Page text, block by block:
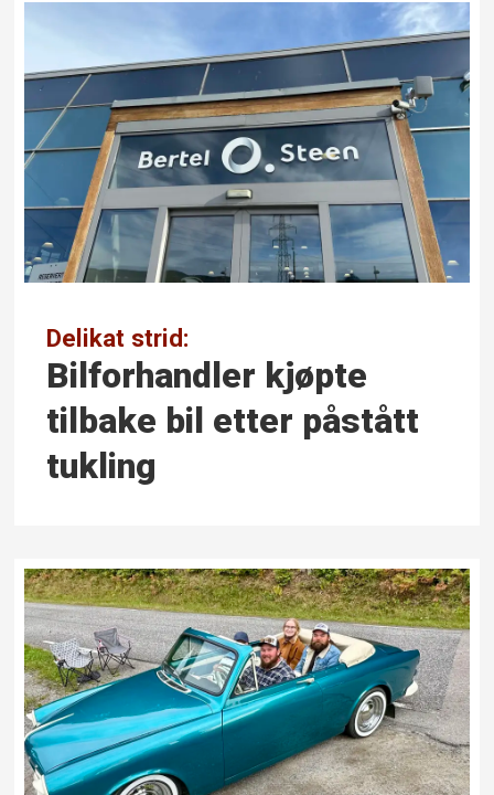
Delikat strid:
Bilforhandler kjøpte
tilbake bil etter påstått
tukling